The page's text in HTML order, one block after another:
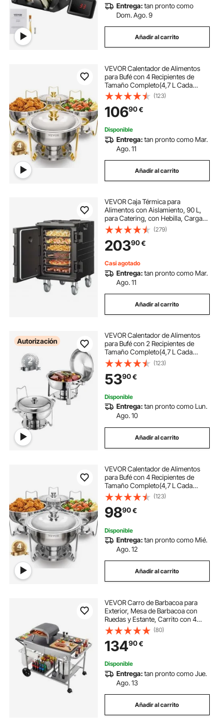
Entrega:tan pronto como
Dom. Ago. 9
Añadir al carrito
VEVOR Calentador de Alimentos
para Bufé con 4 Recipientes de
Tamaño Completo(4,7 L Cada
Uno), Redondo, para Catering con
Tapa, Bandeja de Agua y Soporte
Plegable, para bodas y Fiestas,
Dorado
(123)
10690€
Disponible
Entrega:tan pronto como Mar.
Ago. 11
Añadir al carrito
VEVOR Caja Térmica para
Alimentos con Aislamiento, 90 L,
para Catering, con Hebilla, Carga
Frontal con Asas, Cargador Frontal
con Ruedas para Restaurantes y
Cantinas, 645 x 445 x 755 mm,
Negro
(279)
20390€
Casi agotado
Entrega:tan pronto como Mar.
Ago. 11
Añadir al carrito
Autorización
VEVOR Calentador de Alimentos
para Bufé con 2 Recipientes de
Tamaño Completo(4,7 L Cada
Uno), Redondo, para Catering con
Tapa, Soporte para Combustible y
Bandeja Agua, para Bodas y
Fiestas, Plata
(123)
5390€
Disponible
Entrega:tan pronto como Lun.
Ago. 10
Añadir al carrito
VEVOR Calentador de Alimentos
para Bufé con 4 Recipientes de
Tamaño Completo(4,7 L Cada
Uno), Redondo, para Catering con
Tapa, Bandeja de Agua y Soporte
Plegable, para Bodas y Fiestas,
Plata
(123)
9890€
Disponible
Entrega:tan pronto como Mié.
Ago. 12
Añadir al carrito
VEVOR Carro de Barbacoa para
Exterior, Mesa de Barbacoa con
Ruedas y Estante, Carrito con 4
Recipientes para Especias, Tapas y
Ganchos, Mesa Auxiliar para
Jardín, Picnic, Cocina, Patio
(80)
13490€
Disponible
Entrega:tan pronto como Jue.
Ago. 13
Añadir al carrito